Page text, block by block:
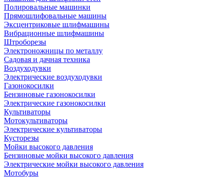
Полировальные машинки
Прямошлифовальные машины
Эксцентриковые шлифмашины
Вибрационные шлифмашины
Штроборезы
Электроножницы по металлу
Садовая и дачная техника
Воздуходувки
Электрические воздуходувки
Газонокосилки
Бензиновые газонокосилки
Электрические газонокосилки
Культиваторы
Мотокультиваторы
Электрические культиваторы
Кусторезы
Мойки высокого давления
Бензиновые мойки высокого давления
Электрические мойки высокого давления
Мотобуры